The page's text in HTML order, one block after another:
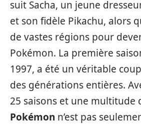
suit Sacha, un jeune
et son fidèle Pikachu, alors
de vastes régions pour
Pokémon. La première
1997, a été un véritable
des générations entières.
25 saisons et une multitude
Pokémon n’est pas